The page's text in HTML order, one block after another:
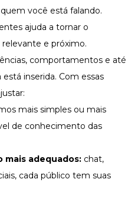
você está falando.
ajuda a tornar o
e próximo.
comportamentos e até
inserida. Com essas
mais simples ou mais
de conhecimento das
mais adequados: chat,
cada público tem suas